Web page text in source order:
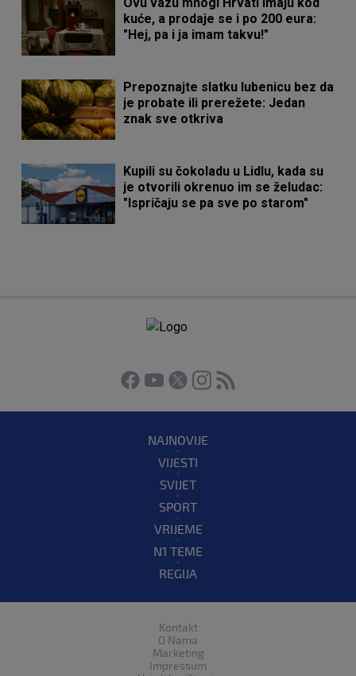
kuće, a prodaje se i po 200 eura:
"Hej, pa i ja imam takvu!"
Prepoznajte slatku lubenicu bez da
je probate ili prerežete: Jedan
znak sve otkriva
Kupili su čokoladu u Lidlu, kada su
je otvorili okrenuo im se želudac:
"Ispričaju se pa sve po starom"
NAJNOVIJE
VIJESTI
SVIJET
SPORT
VRIJEME
N1 TEME
REGIJA
Kontakt
O Nama
Marketing
Impressum